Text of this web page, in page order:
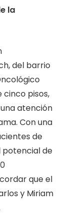
la
del barrio
cinco pisos,
atención
Con una
de
potencial de
que el
y Miriam